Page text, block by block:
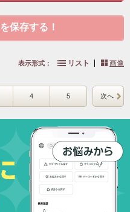
保存する！
表示形式： リスト 画像
4 5 次へ